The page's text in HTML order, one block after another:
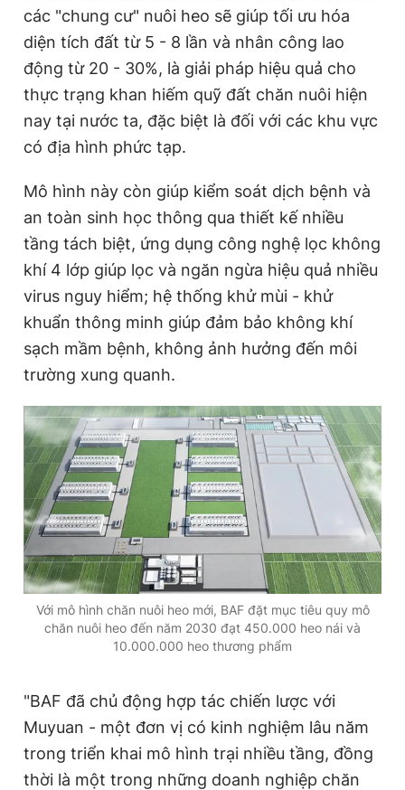
các "chung cư" nuôi heo sẽ giúp tối ưu hóa
diện tích đất từ 5 - 8 lần và nhân công lao
động từ 20 - 30%, là giải pháp hiệu quả cho
thực trạng khan hiếm quỹ đất chăn nuôi hiện
nay tại nước ta, đặc biệt là đối với các khu vực
có địa hình phức tạp.
Mô hình này còn giúp kiểm soát dịch bệnh và
an toàn sinh học thông qua thiết kế nhiều
tầng tách biệt, ứng dụng công nghệ lọc không
khí 4 lớp giúp lọc và ngăn ngừa hiệu quả nhiều
virus nguy hiểm; hệ thống khử mùi - khử
khuẩn thông minh giúp đảm bảo không khí
sạch mầm bệnh, không ảnh hưởng đến môi
trường xung quanh.
Với mô hình chăn nuôi heo mới, BAF đặt mục tiêu quy mô
chăn nuôi heo đến năm 2030 đạt 450.000 heo nái và
10.000.000 heo thương phẩm
"BAF đã chủ động hợp tác chiến lược với
Muyuan - một đơn vị có kinh nghiệm lâu năm
trong triển khai mô hình trại nhiều tầng, đồng
thời là một trong những doanh nghiệp chăn